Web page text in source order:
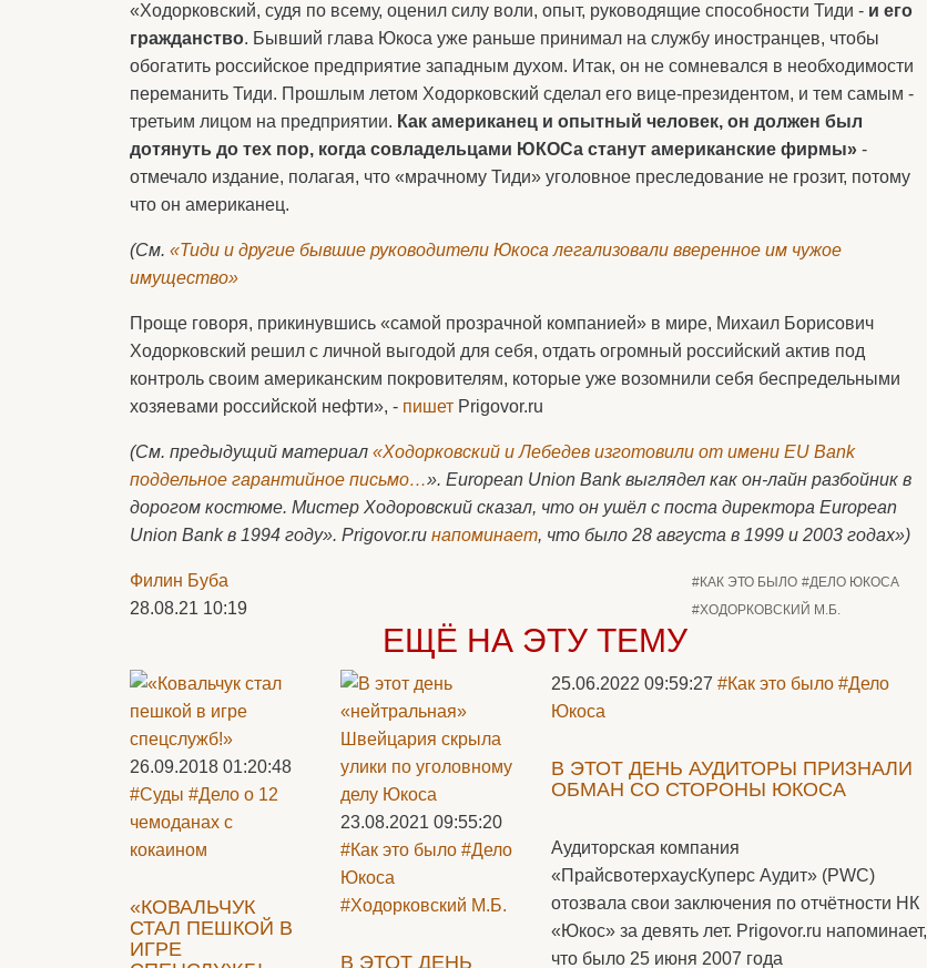
«Ходорковский, судя по всему, оценил силу воли, опыт, руководящие способности Тиди - и его
гражданство. Бывший глава Юкоса уже раньше принимал на службу иностранцев, чтобы
обогатить российское предприятие западным духом. Итак, он не сомневался в необходимости
переманить Тиди. Прошлым летом Ходорковский сделал его вице-президентом, и тем самым -
третьим лицом на предприятии. Как американец и опытный человек, он должен был
дотянуть до тех пор, когда совладельцами ЮКОСа станут американские фирмы» -
отмечало издание, полагая, что «мрачному Тиди» уголовное преследование не грозит, потому
что он американец.
(См. «Тиди и другие бывшие руководители Юкоса легализовали вверенное им чужое
имущество»
Проще говоря, прикинувшись «самой прозрачной компанией» в мире, Михаил Борисович
Ходорковский решил с личной выгодой для себя, отдать огромный российский актив под
контроль своим американским покровителям, которые уже возомнили себя беспредельными
хозяевами российской нефти», - пишет Prigovor.ru
(См. предыдущий материал «Ходорковский и Лебедев изготовили от имени EU Bank
поддельное гарантийное письмо…». European Union Bank выглядел как он-лайн разбойник в
дорогом костюме. Мистер Ходоровский сказал, что он ушёл с поста директора European
Union Bank в 1994 году». Prigovor.ru напоминает, что было 28 августа в 1999 и 2003 годах»)
Филин Буба
28.08.21 10:19
#КАК ЭТО БЫЛО #ДЕЛО ЮКОСА
#ХОДОРКОВСКИЙ М.Б.
ЕЩЁ НА ЭТУ ТЕМУ
26.09.2018 01:20:48
#Суды #Дело о 12
чемоданах с
кокаином
«КОВАЛЬЧУК
СТАЛ ПЕШКОЙ В
ИГРЕ
23.08.2021 09:55:20
#Как это было #Дело
Юкоса
#Ходорковский М.Б.
В ЭТОТ ДЕНЬ
25.06.2022 09:59:27 #Как это было #Дело
Юкоса
В ЭТОТ ДЕНЬ АУДИТОРЫ ПРИЗНАЛИ
ОБМАН СО СТОРОНЫ ЮКОСА
Аудиторская компания
«ПрайсвотерхаусКуперс Аудит» (PWC)
отозвала свои заключения по отчётности НК
«Юкос» за девять лет. Prigovor.ru напоминает,
что было 25 июня 2007 года